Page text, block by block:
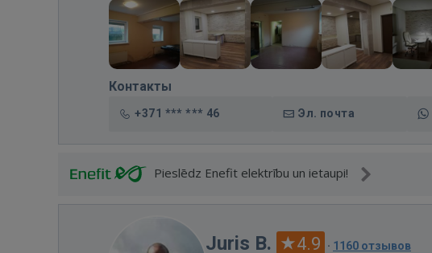
Контакты
+371 *** *** 46 Эл. почта
Pieslēdz Enefit elektrību un ietaupi!
Juris B. 4.9 · 1160 отзывов